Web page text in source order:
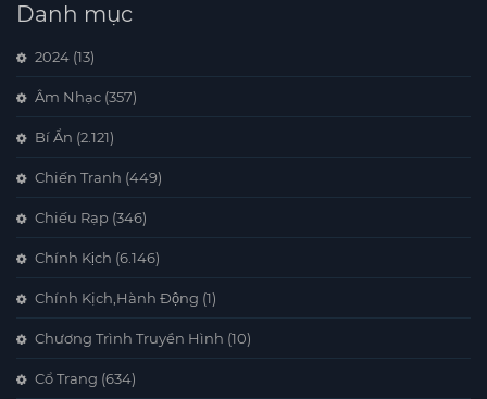
Danh mục
2024 (13)
Âm Nhạc (357)
Bí Ẩn (2.121)
Chiến Tranh (449)
Chiếu Rạp (346)
Chính Kịch (6.146)
Chính Kịch,Hành Động (1)
Chương Trình Truyền Hình (10)
Cổ Trang (634)